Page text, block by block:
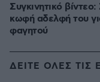
Συγκινητικό
κωφή αδελφή του
φαγητού
ΔΕΙΤΕ ΟΛΕΣ ΤΙΣ